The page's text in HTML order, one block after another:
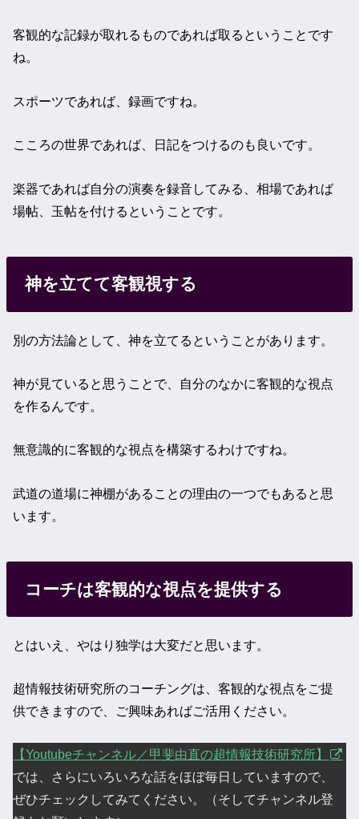
客観的な記録が取れるものであれば取るということです
ね。
スポーツであれば、録画ですね。
こころの世界であれば、日記をつけるのも良いです。
楽器であれば自分の演奏を録音してみる、相場であれば
場帖、玉帖を付けるということです。
神を立てて客観視する
別の方法論として、神を立てるということがあります。
神が見ていると思うことで、自分のなかに客観的な視点
を作るんです。
無意識的に客観的な視点を構築するわけですね。
武道の道場に神棚があることの理由の一つでもあると思
います。
コーチは客観的な視点を提供する
とはいえ、やはり独学は大変だと思います。
超情報技術研究所のコーチングは、客観的な視点をご提
供できますので、ご興味あればご活用ください。
【Youtubeチャンネル／甲斐由直の超情報技術研究所】
では、さらにいろいろな話をほぼ毎日していますので、
ぜひチェックしてみてください。（そしてチャンネル登